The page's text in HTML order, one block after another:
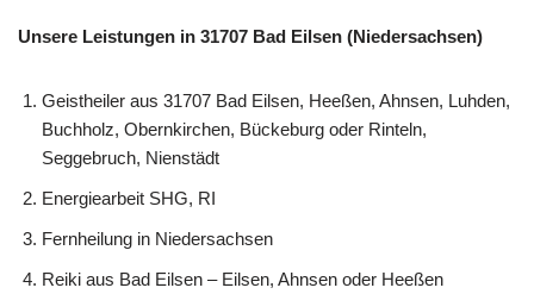
Unsere Leistungen in 31707 Bad Eilsen (Niedersachsen)
Geistheiler aus 31707 Bad Eilsen, Heeßen, Ahnsen, Luhden,
Buchholz, Obernkirchen, Bückeburg oder Rinteln,
Seggebruch, Nienstädt
Energiearbeit SHG, RI
Fernheilung in Niedersachsen
Reiki aus Bad Eilsen – Eilsen, Ahnsen oder Heeßen